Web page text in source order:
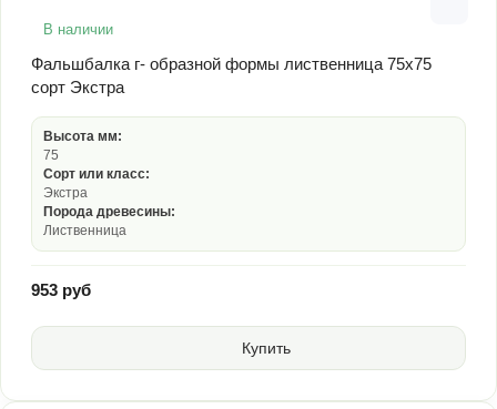
В наличии
Фальшбалка г- образной формы лиственница 75х75
сорт Экстра
Высота мм:
75
Сорт или класс:
Экстра
Порода древесины:
Лиственница
953 руб
Купить